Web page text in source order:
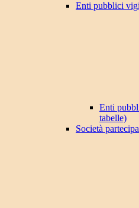
Enti pubblici
Enti
tabelle)
Società